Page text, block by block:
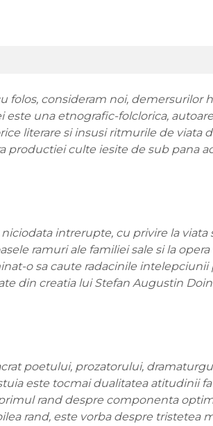
folos, consideram noi,
este una etnografic-folclorica,
literare si insusi ritmurile de viata
productiei culte iesite de sub pana
intrerupte, cu privire la viata
ramuri ale familiei sale si la
o sa caute radacinile
din creatia lui Stefan Augustin
poetului, prozatorului,
este tocmai dualitatea atitudinii
rand despre componenta
rand, este vorba despre tristetea